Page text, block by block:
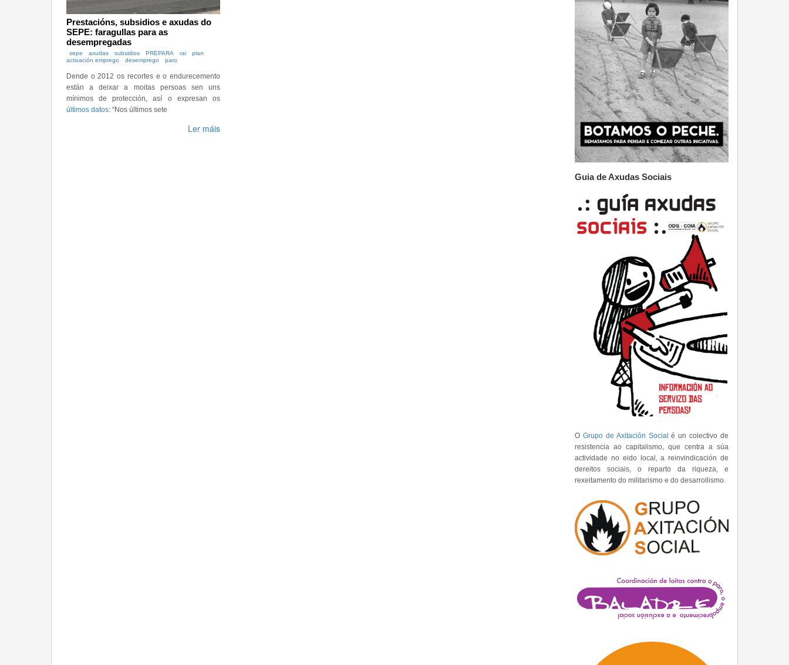
Prestacións, subsidios e axudas do
SEPE: faragullas para as
desempregadas
sepe axudas subsidios PREPARA rai
plan
activación emprego
desemprego paro
Dende o 2012 os recortes e o endurecemento
están a deixar a moitas persoas sen uns
mínimos de protección, así o expresan os
últimos datos: “Nos últimos sete
Ler máis
Guia de Axudas Sociais
O Grupo de Axitación Social é un colectivo de
resistencia ao capitalismo, que centra a súa
actividade no eido local, a reinvindicación de
dereitos sociais, o reparto da riqueza, e
rexeitamento do militarismo e do desarrollismo.